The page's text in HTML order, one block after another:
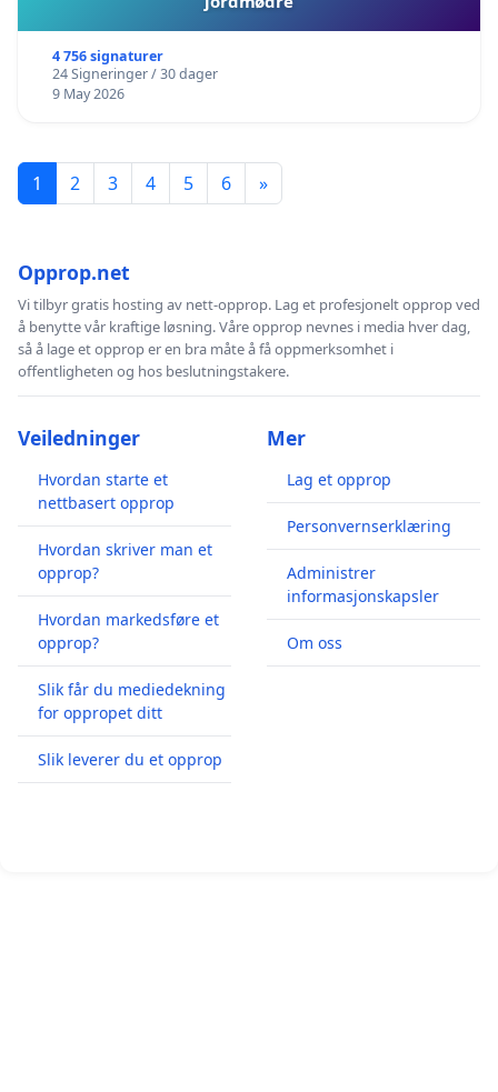
4 756 signaturer
24 Signeringer / 30 dager
9 May 2026
1 2 3 4 5 6 »
Opprop.net
Vi tilbyr gratis hosting av nett-opprop. Lag et profesjonelt opprop ved
å benytte vår kraftige løsning. Våre opprop nevnes i media hver dag,
så å lage et opprop er en bra måte å få oppmerksomhet i
offentligheten og hos beslutningstakere.
Veiledninger
Hvordan starte et
nettbasert opprop
Hvordan skriver man et
opprop?
Hvordan markedsføre et
opprop?
Slik får du mediedekning
for oppropet ditt
Slik leverer du et opprop
Mer
Lag et opprop
Personvernserklæring
Administrer
informasjonskapsler
Om oss